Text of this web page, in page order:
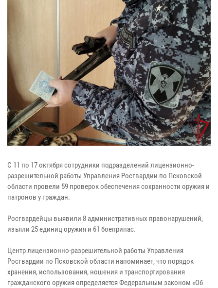
С 11 по 17 октября сотрудники подразделений лицензионно-
разрешительной работы Управления Росгвардии по Псковской
области провели 59 проверок обеспечения сохранности оружия и
патронов у граждан.
Росгвардейцы выявили 8 административных правонарушений,
изъяли 25 единиц оружия и 61 боеприпас.
Центр лицензионно-разрешительной работы Управления
Росгвардии по Псковской области напоминает, что порядок
хранения, использования, ношения и транспортирования
гражданского оружия определяется Федеральным законом «Об